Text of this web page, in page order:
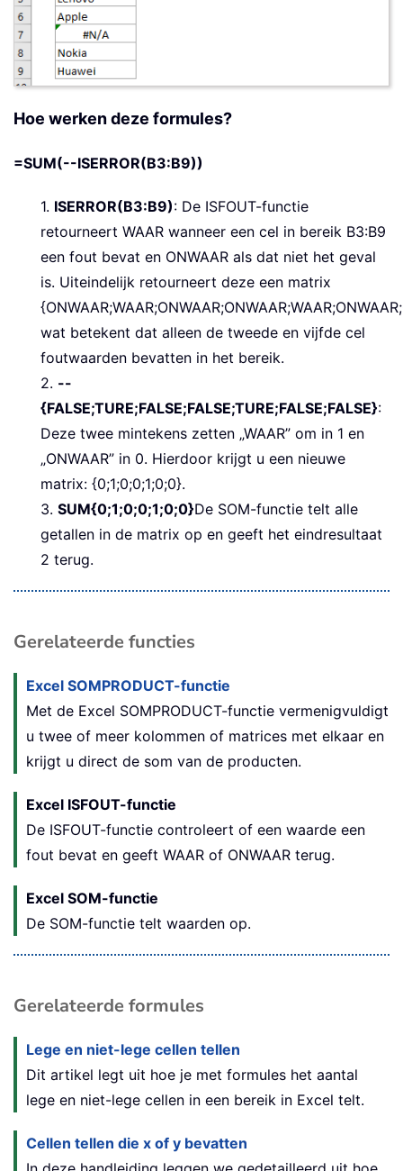
Hoe werken deze formules?
=SUM(--ISERROR(B3:B9))
1. ISERROR(B3:B9): De ISFOUT-functie
retourneert WAAR wanneer een cel in bereik B3:B9
een fout bevat en ONWAAR als dat niet het geval
is. Uiteindelijk retourneert deze een matrix
wat betekent dat alleen de tweede en vijfde cel
foutwaarden bevatten in het bereik.
2. --
{FALSE;TURE;FALSE;FALSE;TURE;FALSE;FALSE}:
Deze twee mintekens zetten „WAAR” om in 1 en
„ONWAAR” in 0. Hierdoor krijgt u een nieuwe
matrix: {0;1;0;0;1;0;0}.
3. SUM{0;1;0;0;1;0;0}De SOM-functie telt alle
getallen in de matrix op en geeft het eindresultaat
2 terug.
Gerelateerde functies
Excel SOMPRODUCT-functie
Met de Excel SOMPRODUCT-functie vermenigvuldigt
u twee of meer kolommen of matrices met elkaar en
krijgt u direct de som van de producten.
Excel ISFOUT-functie
De ISFOUT-functie controleert of een waarde een
fout bevat en geeft WAAR of ONWAAR terug.
Excel SOM-functie
De SOM-functie telt waarden op.
Gerelateerde formules
Lege en niet-lege cellen tellen
Dit artikel legt uit hoe je met formules het aantal
lege en niet-lege cellen in een bereik in Excel telt.
Cellen tellen die x of y bevatten